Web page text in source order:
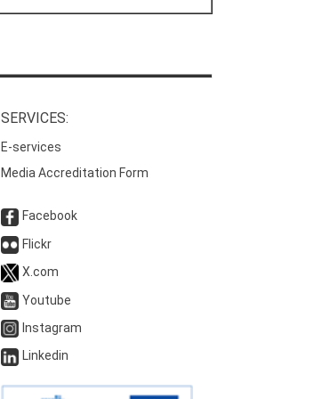
SERVICES:
E-services
Media Accreditation Form
Facebook
Flickr
X.com
Youtube
Instagram
Linkedin